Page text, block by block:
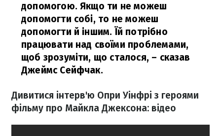
допомогою. Якщо ти не можеш
допомогти собі, то не можеш
допомогти й іншим. Їй потрібно
працювати над своїми проблемами,
щоб зрозуміти, що сталося, – сказав
Джеймс Сейфчак.
Дивитися інтерв'ю Опри Уінфрі з героями
фільму про Майкла Джексона: відео